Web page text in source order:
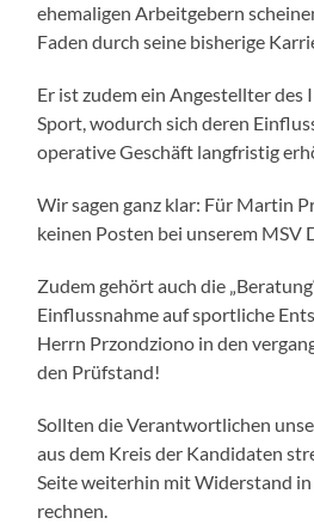
ehemaligen Arbeitgebern
Faden durch seine bisherige
Er ist zudem ein Angestellter des
Sport, wodurch sich deren
operative Geschäft langfristig
Wir sagen ganz klar: Für Martin
keinen Posten bei unserem MSV
Zudem gehört auch die
Einflussnahme auf sportliche
Herrn Przondziono in den
den Prüfstand!
Sollten die Verantwortlichen
aus dem Kreis der Kandidaten
Seite weiterhin mit Widerstand in
rechnen.